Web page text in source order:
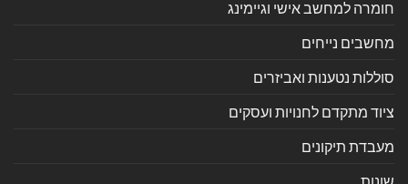
חומרה למחשב אישי וגיימינג
מחשבים נייחים
סוללות נטענות ואביזרים
ציוד מתקדם לחנויות ועסקים
מעבדת תיקונים